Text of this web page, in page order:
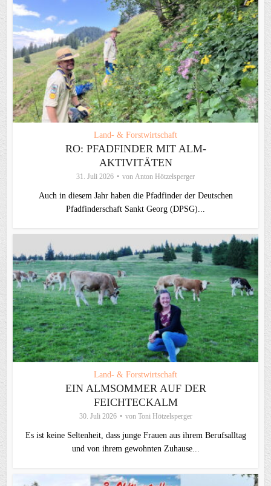
Land- & Forstwirtschaft
RO: PFADFINDER MIT ALM-
AKTIVITÄTEN
31. Juli 2026 von Anton Hötzelsperger
Auch in diesem Jahr haben die Pfadfinder der Deutschen
Pfadfinderschaft Sankt Georg (DPSG)...
Land- & Forstwirtschaft
EIN ALMSOMMER AUF DER
FEICHTECKALM
30. Juli 2026 von Toni Hötzelsperger
Es ist keine Seltenheit, dass junge Frauen aus ihrem Berufsalltag
und von ihrem gewohnten Zuhause...